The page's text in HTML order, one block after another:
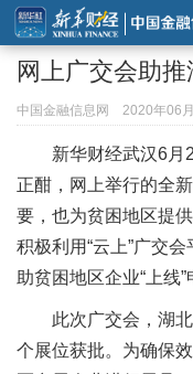
网上广交会助
中国金融信息网 2020年06
新华财经武汉6月
正酣，网上举行的全
要，也为贫困地区提
积极利用“云上”广交会
助贫困地区企业“上线
此次广交会，湖
个展位获批。为确保